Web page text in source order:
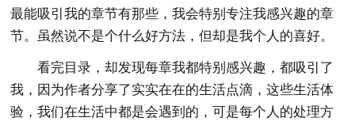
最能吸引我的章节有那些，我会特别专注我感兴趣的章
节。虽然说不是个什么好方法，但却是我个人的喜好。
看完目录，却发现每章我都特别感兴趣，都吸引了
我，因为作者分享了实实在在的生活点滴，这些生活体
验，我们在生活中都是会遇到的，可是每个人的处理方